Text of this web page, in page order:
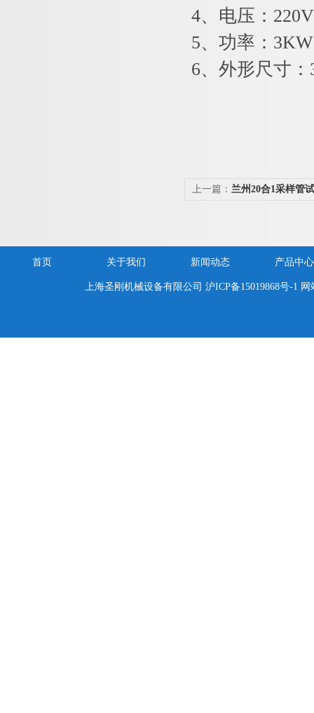
4、电压：
5、功率：3KW
6、外形尺寸
上一篇： 兰州20合1采样管
首页 关于我们 新闻动态 产品中心
上海圣刚机械设备有限公司沪ICP备15019868号-1 网